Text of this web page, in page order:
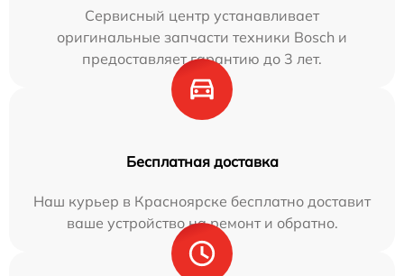
Сервисный центр устанавливает
оригинальные запчасти техники Bosch и
предоставляет гарантию до 3 лет.
Бесплатная доставка
Наш курьер в Красноярске бесплатно доставит
ваше устройство на ремонт и обратно.